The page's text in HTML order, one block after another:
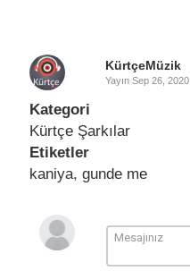
KürtçeMüzik
Yayın Sep 26, 2020
Kategori
Kürtçe Şarkılar
Etiketler
kaniya, gunde me